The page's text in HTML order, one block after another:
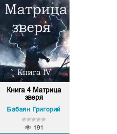
Книга 4 Матрица
зверя
Бабаян Григорий
191